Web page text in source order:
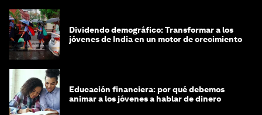
Dividendo demográfico: Transformar a los
jóvenes de India en un motor de crecimiento
Educación financiera: por qué debemos
animar a los jóvenes a hablar de dinero